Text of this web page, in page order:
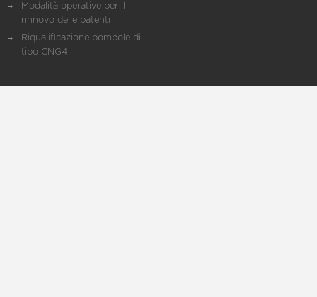
Modalità operative per il
rinnovo delle patenti
Riqualificazione bombole di
tipo CNG4